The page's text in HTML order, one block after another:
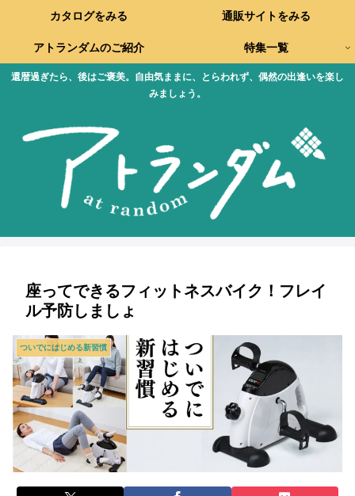
還暦過ぎたら、後はご褒美。自由気ままに、とらわれず、偶然の出逢いを楽し
みましょう。
カタログをみる 通販サイトをみる
アトランダムのご紹介 特集一覧
座ってできるフィットネスバイク！フレイ
ル予防しましょ
ついでにはじめる新習慣